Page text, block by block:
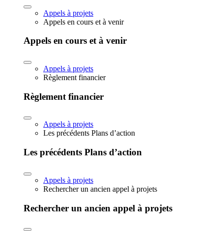
Appels à projets
Appels en cours et à venir
Appels en cours et à venir
Appels à projets
Règlement financier
Règlement financier
Appels à projets
Les précédents Plans d’action
Les précédents Plans d’action
Appels à projets
Rechercher un ancien appel à projets
Rechercher un ancien appel à projets